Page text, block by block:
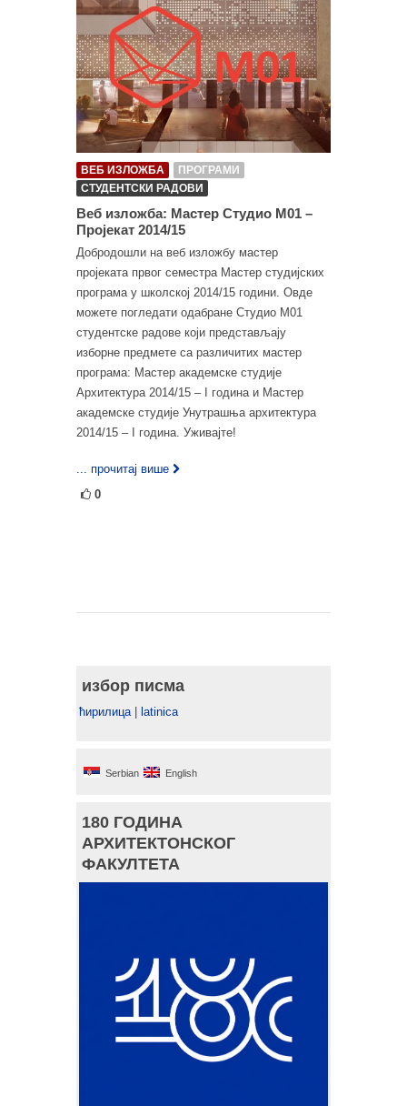
ВЕБ ИЗЛОЖБА
ПРОГРАМИ
СТУДЕНТСКИ РАДОВИ
Веб изложба: Мастер Студио М01 –
Пројекат 2014/15
Добродошли на веб изложбу мастер
пројеката првог семестра Мастер студијских
програма у школској 2014/15 години. Овде
можете погледати одабране Студио М01
студентске радове који представљају
изборне предмете са различитих мастер
програма: Мастер академске студије
Архитектура 2014/15 – I година и Мастер
академске студије Унутрашња архитектура
2014/15 – I година. Уживајте!
... прочитај више
0
избор писма
ћирилица| latinica
Serbian English
180 ГОДИНА
АРХИТЕКТОНСКОГ
ФАКУЛТЕТА